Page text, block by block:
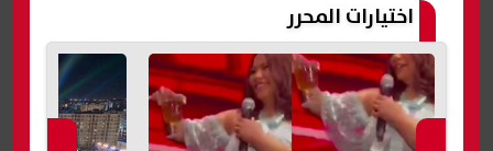
اختيارات المحرر